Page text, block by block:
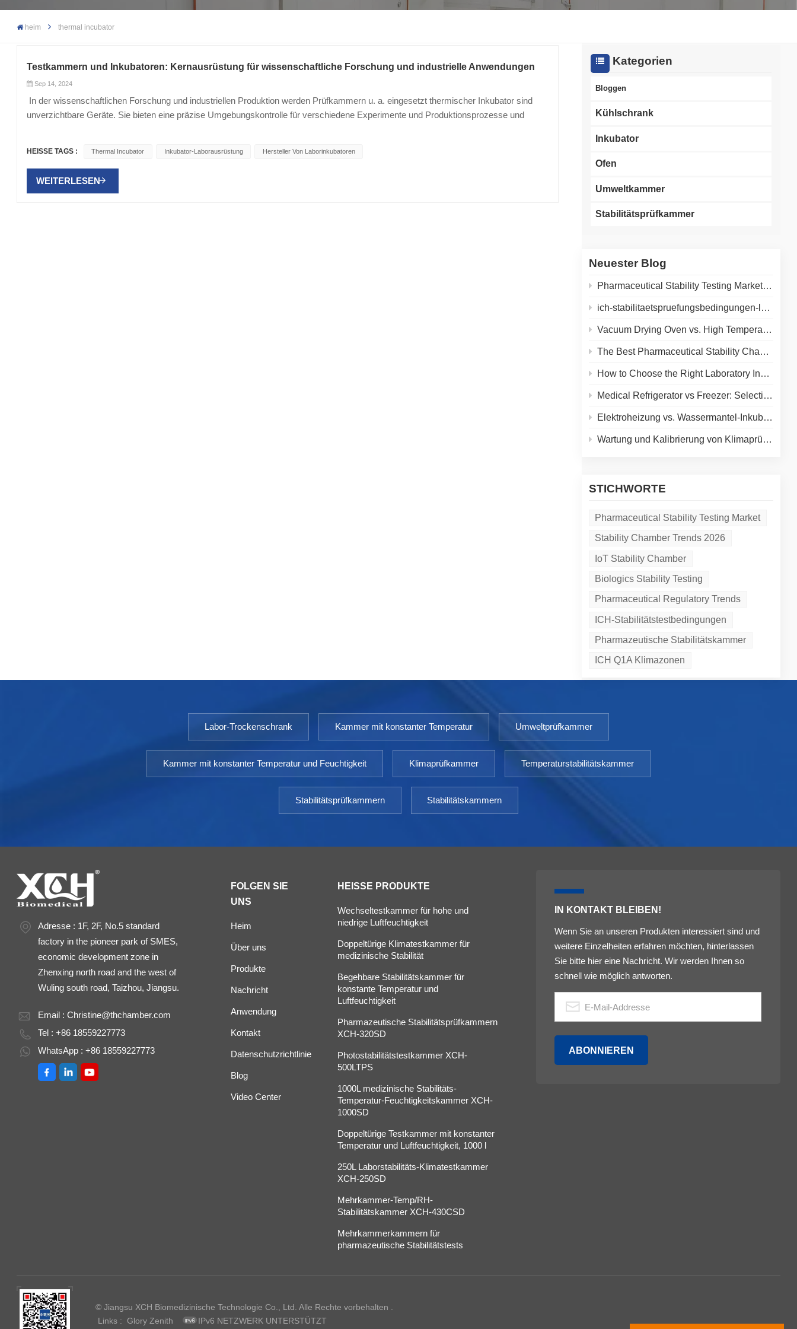
Indonesia
heim thermal incubator
Kategorien
Bloggen
Kühlschrank
Inkubator
Ofen
Umweltkammer
Stabilitätsprüfkammer
Neuester Blog
Pharmaceutical Stability Testing Market 2026: Growth Drivers, Regulatory Shifts & Technology Trends
ich-stabilitaetspruefungsbedingungen-leitfaden
Vacuum Drying Oven vs. High Temperature Oven: How to Choose the Right Equipment for Your Application
The Best Pharmaceutical Stability Chamber Manufacturer
How to Choose the Right Laboratory Incubator: A Complete Buyer's Guide for 2026
Medical Refrigerator vs Freezer: Selecting the Right Cold Storage for Your Lab
Elektroheizung vs. Wassermantel-Inkubator: Ein vollständiger Vergleich für Ihr Labor
Wartung und Kalibrierung von Klimaprüfkammern: Ein praktischer Leitfaden zur Verlängerung der Gerätelebensdauer und Gewährleistung präziser Ergebnisse
STICHWORTE
Pharmaceutical Stability Testing Market
Stability Chamber Trends 2026
IoT Stability Chamber
Biologics Stability Testing
Pharmaceutical Regulatory Trends
ICH-Stabilitätstestbedingungen
Pharmazeutische Stabilitätskammer
ICH Q1A Klimazonen
Testkammern und Inkubatoren: Kernausrüstung für wissenschaftliche Forschung und industrielle Anwendungen
Sep 14, 2024
In der wissenschaftlichen Forschung und industriellen Produktion werden Prüfkammern u. a. eingesetzt thermischer Inkubator sind
unverzichtbare Geräte. Sie bieten eine präzise Umgebungskontrolle für verschiedene Experimente und Produktionsprozesse und
Materialprüfung, Produktentwicklung und Qualitätskontrolle eingesetzt. Zu seinen Hauptfunktionen gehören: Temperaturkontrolle: Die
Testkammer kann die Temperatur genau steuern und Umgebungsbedingungen von extrem kalt bis extrem heiß
simulieren.Luftfeuchtigkeitsregulierung: Durch die Anpassung der Luftfeuchtigkeit kann die Prüfkammer unterschiedliche klimatische
HEISSE TAGS : Thermal Incubator Inkubator-Laborausrüstung Hersteller Von Laborinkubatoren
WEITERLESEN
Labor-Trockenschrank Kammer mit konstanter Temperatur Umweltprüfkammer
Kammer mit konstanter Temperatur und Feuchtigkeit Klimaprüfkammer Temperaturstabilitätskammer
Stabilitätsprüfkammern Stabilitätskammern
Adresse : 1F, 2F, No.5 standard
factory in the pioneer park of SMES,
economic development zone in
Zhenxing north road and the west of
Wuling south road, Taizhou, Jiangsu.
Email :Christine@thchamber.com
Tel : +86 18559227773
WhatsApp : +86 18559227773
FOLGEN SIE
UNS
Heim
Über uns
Produkte
Nachricht
Anwendung
Kontakt
Datenschutzrichtlinie
Blog
Video Center
HEISSE PRODUKTE
Wechseltestkammer für hohe und
niedrige Luftfeuchtigkeit
Doppeltürige Klimatestkammer für
medizinische Stabilität
Begehbare Stabilitätskammer für
konstante Temperatur und
Luftfeuchtigkeit
Pharmazeutische Stabilitätsprüfkammern
XCH-320SD
Photostabilitätstestkammer XCH-
500LTPS
1000L medizinische Stabilitäts-
Temperatur-Feuchtigkeitskammer XCH-
1000SD
Doppeltürige Testkammer mit konstanter
Temperatur und Luftfeuchtigkeit, 1000 l
250L Laborstabilitäts-Klimatestkammer
XCH-250SD
Mehrkammer-Temp/RH-
Stabilitätskammer XCH-430CSD
Mehrkammerkammern für
pharmazeutische Stabilitätstests
IN KONTAKT BLEIBEN!
Wenn Sie an unseren Produkten interessiert sind und
weitere Einzelheiten erfahren möchten, hinterlassen
Sie bitte hier eine Nachricht. Wir werden Ihnen so
schnell wie möglich antworten.
© Jiangsu XCH Biomedizinische Technologie Co., Ltd. Alle Rechte vorbehalten .
Links :
Glory Zenith IPv6 NETZWERK UNTERSTÜTZT